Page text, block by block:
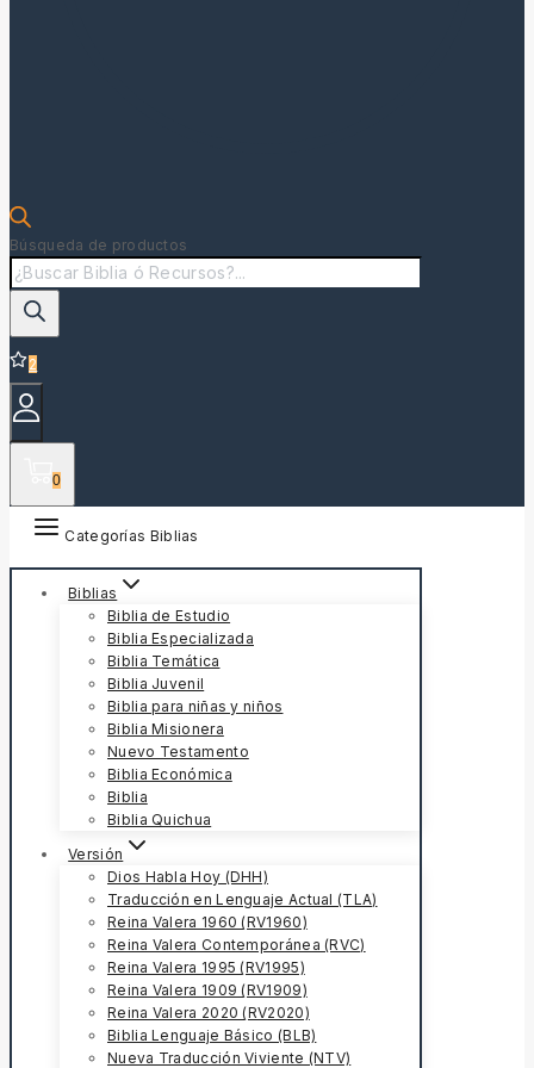
Búsqueda de productos
2
0
Categorías Biblias
Biblias
Biblia de Estudio
Biblia Especializada
Biblia Temática
Biblia Juvenil
Biblia para niñas y niños
Biblia Misionera
Nuevo Testamento
Biblia Económica
Biblia
Biblia Quichua
Versión
Dios Habla Hoy (DHH)
Traducción en Lenguaje Actual (TLA)
Reina Valera 1960 (RV1960)
Reina Valera Contemporánea (RVC)
Reina Valera 1995 (RV1995)
Reina Valera 1909 (RV1909)
Reina Valera 2020 (RV2020)
Biblia Lenguaje Básico (BLB)
Nueva Traducción Viviente (NTV)